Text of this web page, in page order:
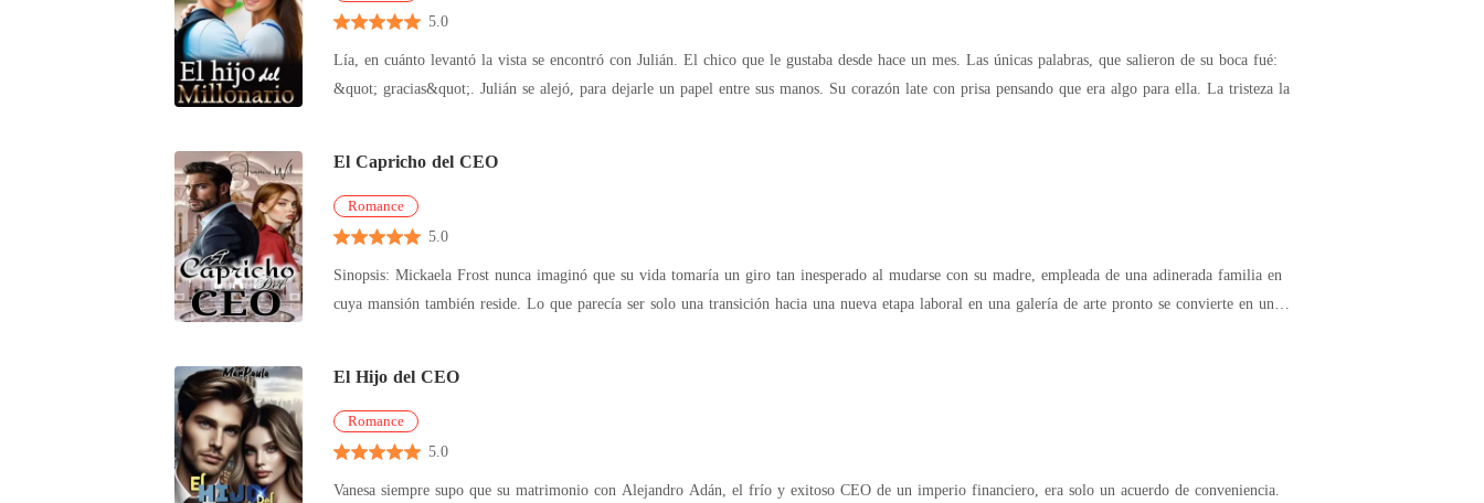
5.0
Lía, en cuánto levantó la vista se encontró con Julián. El chico que le gustaba desde hace un mes. Las únicas palabras, que salieron de su boca fué:
&quot; gracias&quot;. Julián se alejó, para dejarle un papel entre sus manos. Su corazón late con prisa pensando que era algo para ella. La tristeza la
El Capricho del CEO
Romance
5.0
Sinopsis: Mickaela Frost nunca imaginó que su vida tomaría un giro tan inesperado al mudarse con su madre, empleada de una adinerada familia en
cuya mansión también reside. Lo que parecía ser solo una transición hacia una nueva etapa laboral en una galería de arte pronto se convierte en un
El Hijo del CEO
Romance
5.0
Vanesa siempre supo que su matrimonio con Alejandro Adán, el frío y exitoso CEO de un imperio financiero, era solo un acuerdo de conveniencia.